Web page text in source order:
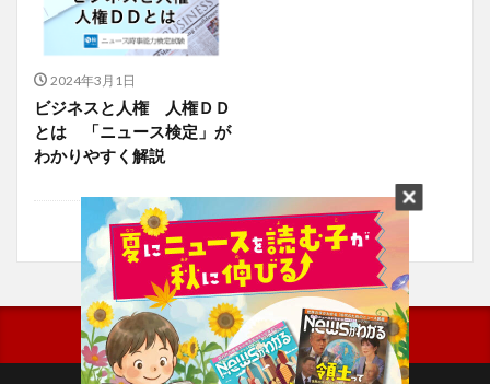
2024年3月1日
ビジネスと人権 人権ＤＤ
とは 「ニュース検定」が
わかりやすく解説